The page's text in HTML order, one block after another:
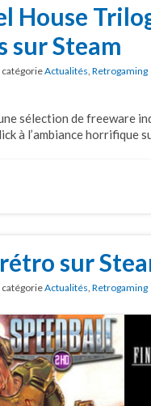
House
sur Steam
catégorieActualités Retrogaming
sélection de freeware
à l’ambiance horrifique
sur
catégorieActualités, Retrogaming